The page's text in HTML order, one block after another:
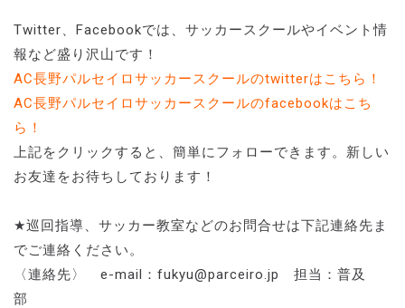
Twitter、Facebookでは、サッカースクールやイベント情
報など盛り沢山です！
AC長野パルセイロサッカースクールのtwitterはこちら！
AC長野パルセイロサッカースクールのfacebookはこち
ら！
上記をクリックすると、簡単にフォローできます。新しい
お友達をお待ちしております！
★巡回指導、サッカー教室などのお問合せは下記連絡先ま
でご連絡ください。
〈連絡先〉 e-mail：fukyu@parceiro.jp 担当：普及
部